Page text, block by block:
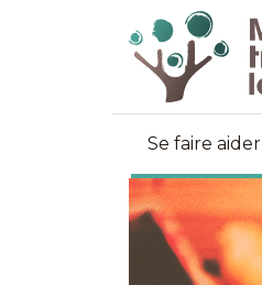
Se faire aider